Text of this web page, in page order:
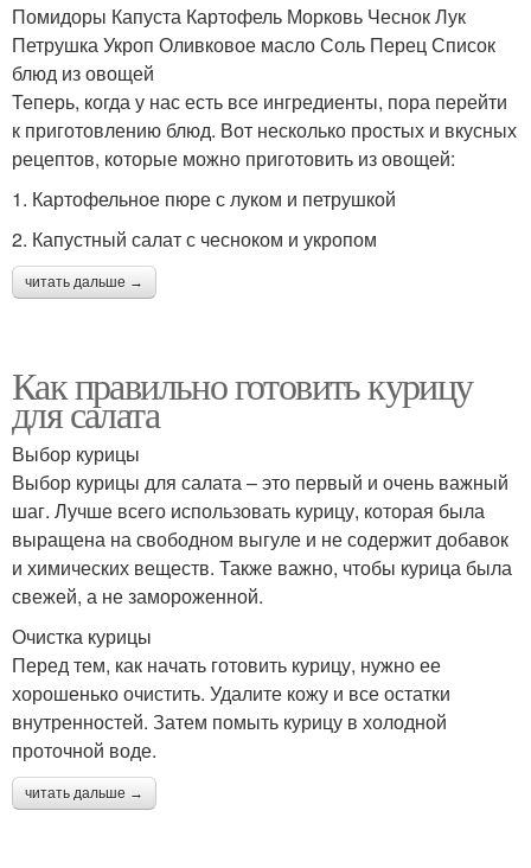
Помидоры Капуста Картофель Морковь Чеснок Лук
Петрушка Укроп Оливковое масло Соль Перец Список
блюд из овощей
Теперь, когда у нас есть все ингредиенты, пора перейти
к приготовлению блюд. Вот несколько простых и вкусных
рецептов, которые можно приготовить из овощей:
1. Картофельное пюре с луком и петрушкой
2. Капустный салат с чесноком и укропом
читать дальше →
Как правильно готовить курицу
для салата
Выбор курицы
Выбор курицы для салата – это первый и очень важный
шаг. Лучше всего использовать курицу, которая была
выращена на свободном выгуле и не содержит добавок
и химических веществ. Также важно, чтобы курица была
свежей, а не замороженной.
Очистка курицы
Перед тем, как начать готовить курицу, нужно ее
хорошенько очистить. Удалите кожу и все остатки
внутренностей. Затем помыть курицу в холодной
проточной воде.
читать дальше →